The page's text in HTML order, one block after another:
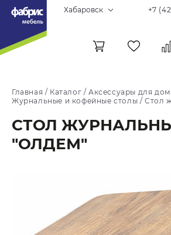
Хабаровск +7
Главная / Каталог /Аксессуары для
Журнальные и кофейные столы /Стол
СТОЛ
"ОЛДЕМ"